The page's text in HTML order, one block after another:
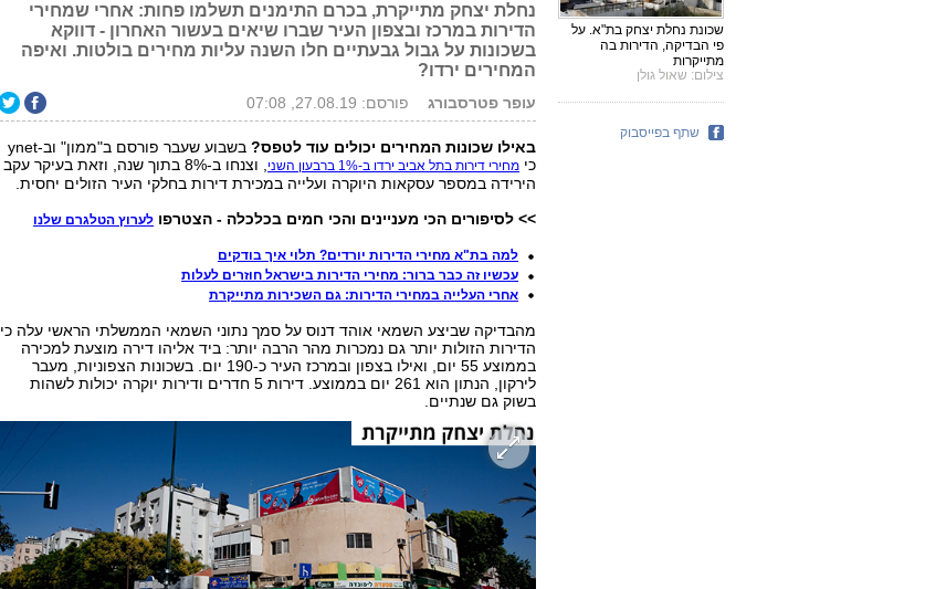
נחלת יצחק מתייקרת, בכרם התימנים תשלמו פחות: אחרי שמחירי
הדירות במרכז ובצפון העיר שברו שיאים בעשור האחרון - דווקא
בשכונות על גבול גבעתיים חלו השנה עליות מחירים בולטות. ואיפה
המחירים ירדו?
עופר פטרסבורג פורסם: 27.08.19, 07:08
באילו שכונות המחירים יכולים עוד לטפס?
בשבוע שעבר פורסם ב"ממון" וב-ynet
כי מחירי דירות בתל אביב ירדו ב-1% ברבעון השני
, וצנחו ב-8% בתוך שנה, וזאת בעיקר עקב
הירידה במספר עסקאות היוקרה ועלייה במכירת דירות בחלקי העיר הזולים יחסית.
>> לסיפורים הכי מעניינים והכי חמים בכלכלה - הצטרפו לערוץ הטלגרם שלנו
למה בת"א מחירי הדירות יורדים? תלוי איך בודקים
עכשיו זה כבר ברור: מחירי הדירות בישראל חוזרים לעלות
אחרי העלייה במחירי הדירות: גם השכירות מתייקרת
מהבדיקה שביצע השמאי אוהד דנוס על סמך נתוני השמאי הממשלתי הראשי עלה כי
הדירות הזולות יותר גם נמכרות מהר הרבה יותר: ביד אליהו דירה מוצעת למכירה
בממוצע ‭ 55‬יום, ואילו בצפון ובמרכז העיר כ-190 יום. בשכונות הצפוניות, מעבר
לירקון, הנתון הוא ‭ 261‬יום בממוצע. דירות 5 חדרים ודירות יוקרה יכולות לשהות
בשוק גם שנתיים.
שכונת נחלת יצחק בת"א. על
פי הבדיקה, הדירות בה
מתייקרות
צילום: שאול גולן
שתף בפייסבוק